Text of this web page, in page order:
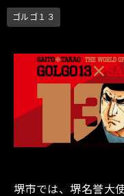
ゴルゴ１３
堺市では、堺名誉大